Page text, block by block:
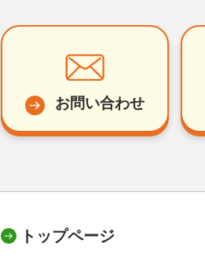
お問い合わせ
トップページ